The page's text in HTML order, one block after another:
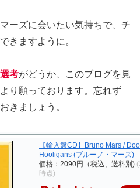
ーズに会いたい気持ちで、チ
きますように。
考がどうか、このブログを見
り願っております。忘れず
きましょう。
【輸入盤CD】Bruno Mars /
Hooligans (ブルーノ・マーズ)
価格：2090円（税込、送料別)
時点)